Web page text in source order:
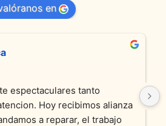
en
espectaculares tanto
Hoy recibimos alianza
a reparar, el trabajo